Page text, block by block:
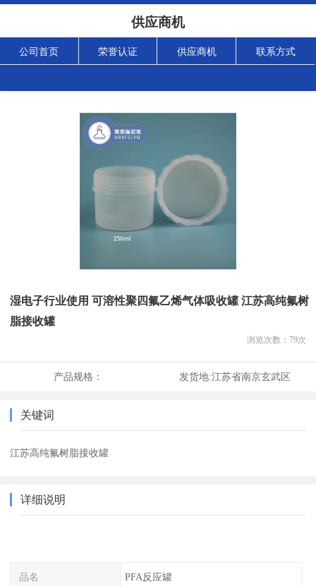
供应商机
公司首页 荣誉认证 供应商机 联系方式
湿电子行业使用 可溶性聚四氟乙烯气体吸收罐 江苏高纯氟树
脂接收罐
浏览次数： 79次
产品规格： 发货地:江苏省南京玄武区
关键词
江苏高纯氟树脂接收罐
详细说明
品名 PFA反应罐